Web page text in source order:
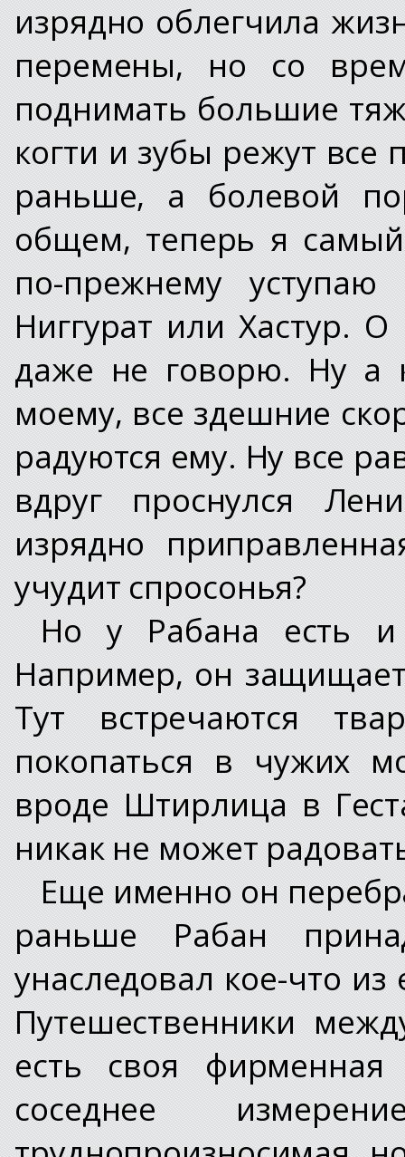
изрядно облегчила
перемены, но со
поднимать большие
когти и зубы режут
раньше, а болевой
общем, теперь я
по-прежнему
Ниггурат или Хастур. О
даже не говорю. Ну а
моему, все здешние
радуются ему. Ну все
вдруг проснулся
изрядно
учудит спросонья?
Но у Рабана есть и
Например, он
Тут встречаются
покопаться в чужих
вроде Штирлица в
никак не может
Еще именно он
раньше Рабан
унаследовал кое-что из
Путешественники
есть своя
соседнее